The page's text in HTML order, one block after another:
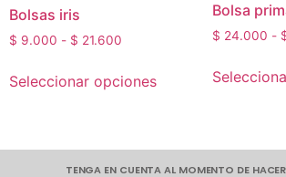
Bolsas iris
$ 9.000 - $ 21.600
Seleccionar opciones
Bolsa
$ 24.000 -
TENGA EN CUENTA AL MOMENTO DE